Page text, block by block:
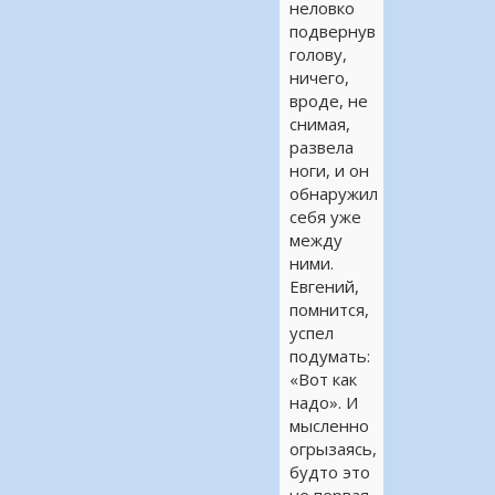
неловко
подвернув
голову,
ничего,
вроде, не
снимая,
развела
ноги, и он
обнаружил
себя уже
между
ними.
Евгений,
помнится,
успел
подумать:
«Вот как
надо». И
мысленно
огрызаясь,
будто это